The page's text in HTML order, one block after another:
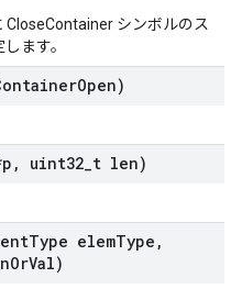
シンボルのス
ます。
Open)
, uint32 t len)
Type elemType ,
OrVal)